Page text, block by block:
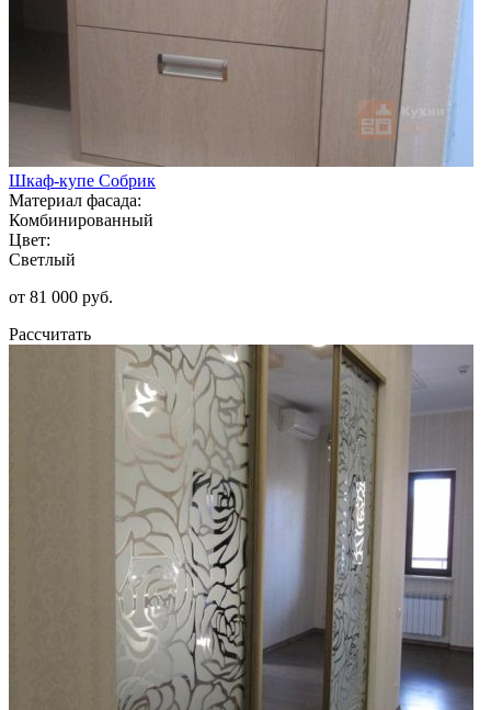
Шкаф-купе Собрик
Материал фасада:
Комбинированный
Цвет:
Светлый
от 81 000 руб.
Рассчитать